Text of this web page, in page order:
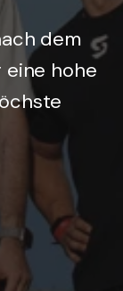
dem
eine hohe